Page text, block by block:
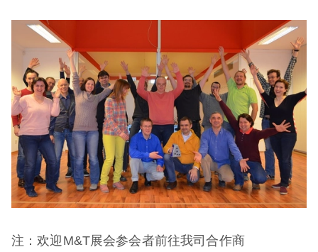
注：欢迎M&T展会参会者前往我司合作商